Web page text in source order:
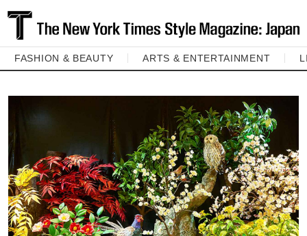
FASHION & BEAUTY ARTS & ENTERTAINMENT